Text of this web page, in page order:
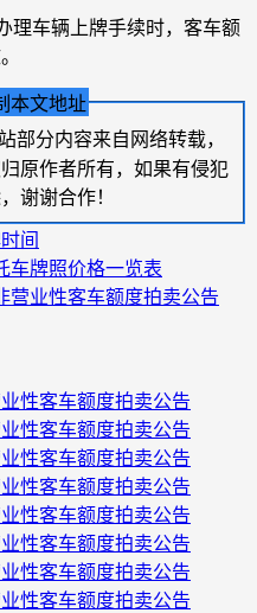
理车辆上牌手续时，客车额
本文地址
部分内容来自网络转载，
原作者所有，如果有侵犯
谢谢合作！
间
车牌照价格一览表
营业性客车额度拍卖公告
性客车额度拍卖公告
性客车额度拍卖公告
性客车额度拍卖公告
性客车额度拍卖公告
性客车额度拍卖公告
性客车额度拍卖公告
性客车额度拍卖公告
性客车额度拍卖公告